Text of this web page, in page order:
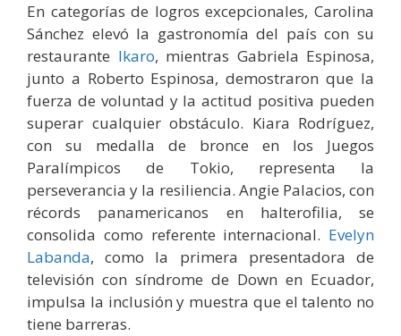
En categorías de logros excepcionales, Carolina
Sánchez elevó la gastronomía del país con su
restaurante Ikaro, mientras Gabriela Espinosa,
junto a Roberto Espinosa, demostraron que la
fuerza de voluntad y la actitud positiva pueden
superar cualquier obstáculo. Kiara Rodríguez,
con su medalla de bronce en los Juegos
Paralímpicos de Tokio, representa la
perseverancia y la resiliencia. Angie Palacios, con
récords panamericanos en halterofilia, se
consolida como referente internacional. Evelyn
Labanda, como la primera presentadora de
televisión con síndrome de Down en Ecuador,
impulsa la inclusión y muestra que el talento no
tiene barreras.